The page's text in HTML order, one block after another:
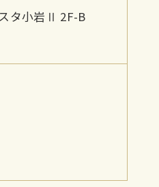
タ小岩Ⅱ 2F-B